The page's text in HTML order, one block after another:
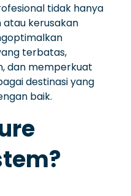
tidak hanya
kerusakan
terbatas,
dan memperkuat
destinasi yang
baik.